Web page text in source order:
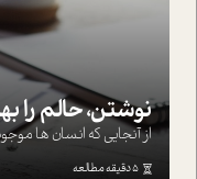
نوشتن، حالم را
از آنجایی که انسان ها
5 دقیقه مطالعه